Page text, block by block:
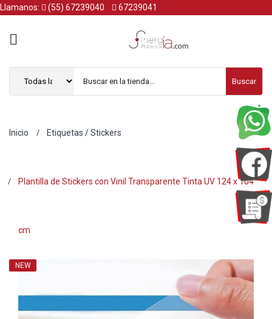
Llamanos: (55) 67239040 67239041
Buscar
Inicio Etiquetas / Stickers
Plantilla de Stickers con Vinil Transparente Tinta UV 124 x 104
cm
NEW